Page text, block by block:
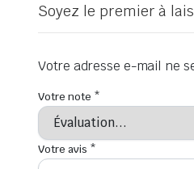
Soyez le premier à
Votre adresse e-mail ne
Votre note *
Votre avis *